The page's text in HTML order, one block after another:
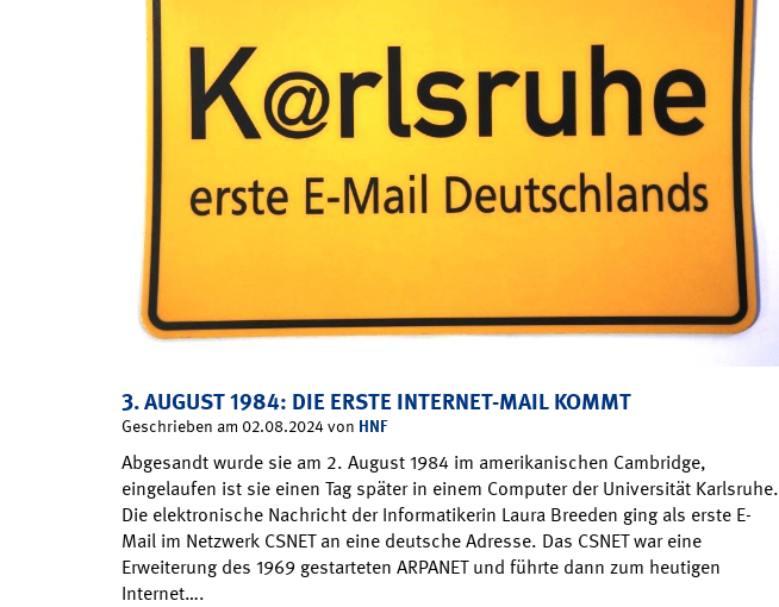
3. AUGUST 1984: DIE ERSTE INTERNET-MAIL KOMMT
Geschrieben am 02.08.2024 von HNF
Abgesandt wurde sie am 2. August 1984 im amerikanischen Cambridge,
eingelaufen ist sie einen Tag später in einem Computer der Universität Karlsruhe.
Die elektronische Nachricht der Informatikerin Laura Breeden ging als erste E-
Mail im Netzwerk CSNET an eine deutsche Adresse. Das CSNET war eine
Erweiterung des 1969 gestarteten ARPANET und führte dann zum heutigen
Internet….